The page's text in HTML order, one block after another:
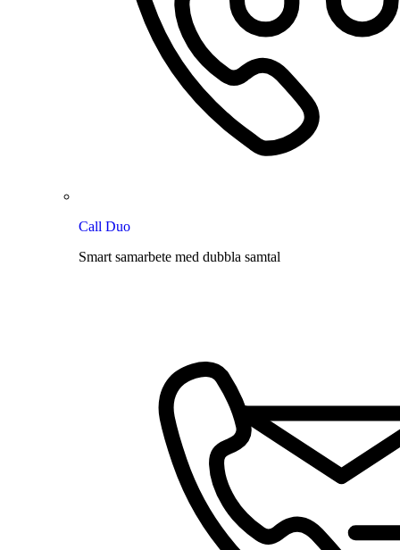
Call Duo
Smart samarbete med dubbla samtal